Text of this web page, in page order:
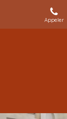
Appeler